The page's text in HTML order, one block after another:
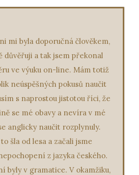
mi byla doporučná člověkem,
důvěřuji a tak jsem překonal
ve výuku on-line. Mám totiž
neúspěšných pokusů naučit
s naprostou jistotou říci, že
se mé obavy a nevíra v mé
anglicky naučit rozplynuly.
šla od lesa a začali jsme
z jazyka českého.
byly v gramatice. V okamžiku,